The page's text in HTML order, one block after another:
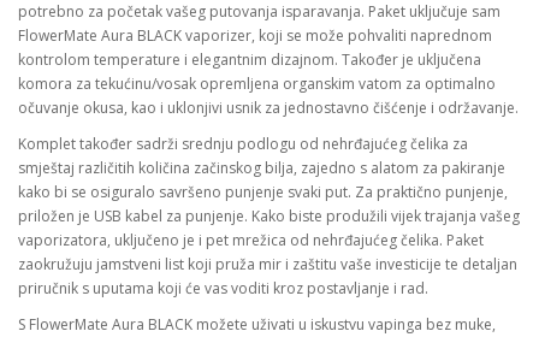
potrebno za početak vašeg putovanja isparavanja. Paket uključuje sam
FlowerMate Aura BLACK vaporizer, koji se može pohvaliti naprednom
kontrolom temperature i elegantnim dizajnom. Također je uključena
komora za tekućinu/vosak opremljena organskim vatom za optimalno
očuvanje okusa, kao i uklonjivi usnik za jednostavno čišćenje i održavanje.
Komplet također sadrži srednju podlogu od nehrđajućeg čelika za
smještaj različitih količina začinskog bilja, zajedno s alatom za pakiranje
kako bi se osiguralo savršeno punjenje svaki put. Za praktično punjenje,
priložen je USB kabel za punjenje. Kako biste produžili vijek trajanja vašeg
vaporizatora, uključeno je i pet mrežica od nehrđajućeg čelika. Paket
zaokružuju jamstveni list koji pruža mir i zaštitu vaše investicije te detaljan
priručnik s uputama koji će vas voditi kroz postavljanje i rad.
S FlowerMate Aura BLACK možete uživati u iskustvu vapinga bez muke,